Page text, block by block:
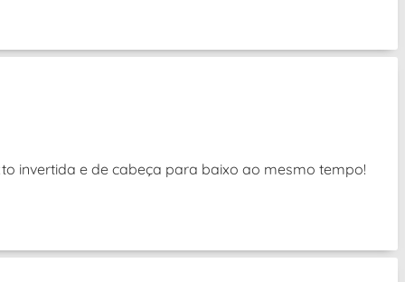
invertida e de cabeça para baixo ao mesmo tempo!